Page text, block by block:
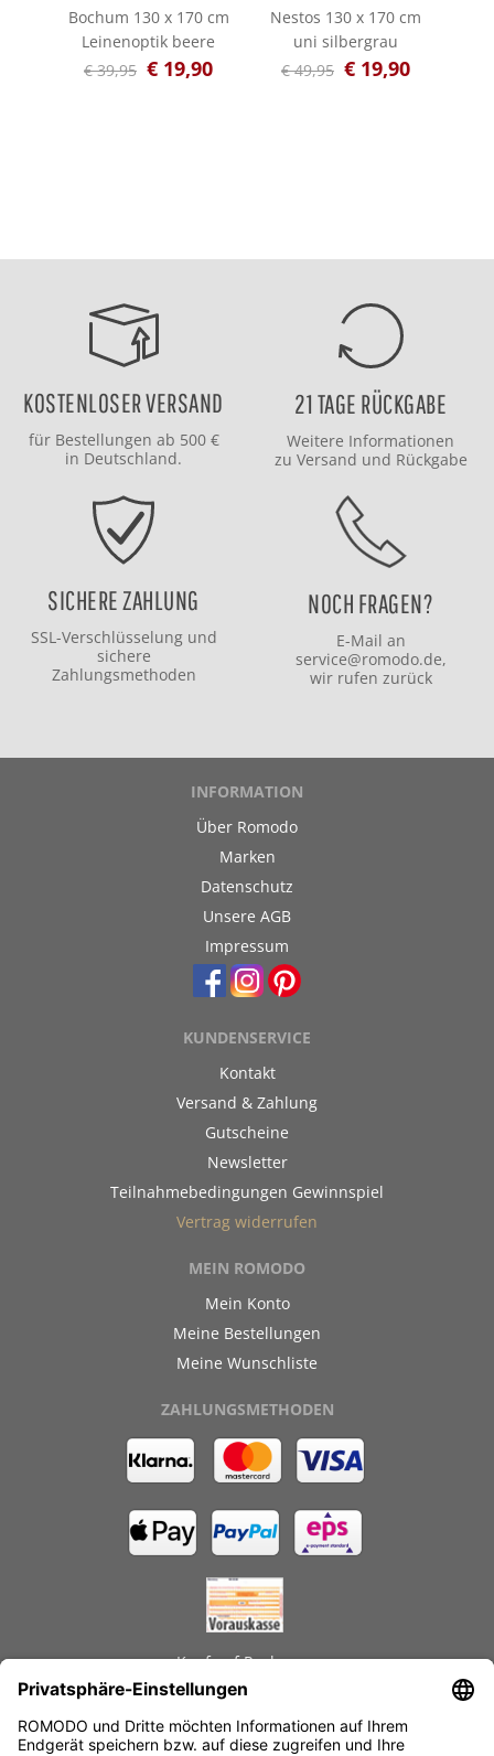
Bochum 130 x 170 cm
Leinenoptik beere
€ 39,95 € 19,90
Nestos 130 x 170 cm
uni silbergrau
€ 49,95 € 19,90
KOSTENLOSER VERSAND
für Bestellungen ab 500 €
in Deutschland.
21 TAGE RÜCKGABE
Weitere Informationen
zu Versand und Rückgabe
SICHERE ZAHLUNG
SSL-Verschlüsselung und
sichere
Zahlungsmethoden
NOCH FRAGEN?
E-Mail an
service@romodo.de,
wir rufen zurück
INFORMATION
Über Romodo
Marken
Datenschutz
Unsere AGB
Impressum
KUNDENSERVICE
Kontakt
Versand & Zahlung
Gutscheine
Newsletter
Teilnahmebedingungen Gewinnspiel
Vertrag widerrufen
MEIN ROMODO
Mein Konto
Meine Bestellungen
Meine Wunschliste
ZAHLUNGSMETHODEN
Kauf auf Rechnung
Schnelle Lieferzeiten